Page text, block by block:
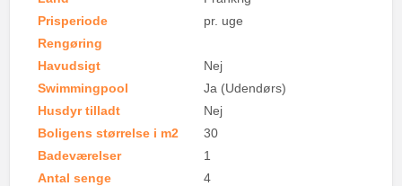
Prisperiode
pr. uge
Rengøring
Havudsigt
Nej
Swimmingpool
Ja (Udendørs)
Husdyr tilladt
Nej
Boligens størrelse i m2
30
Badeværelser
1
Antal senge
4